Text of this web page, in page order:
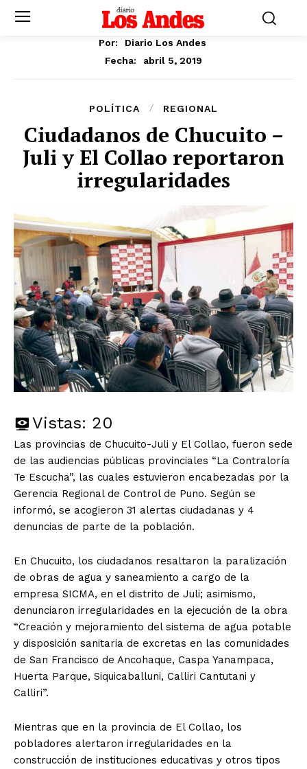
Por:
Diario Los Andes
Fecha:
abril 5, 2019
POLÍTICA REGIONAL
Ciudadanos de Chucuito –
Juli y El Collao reportaron
irregularidades
Vistas: 20
Las provincias de Chucuito-Juli y El Collao, fueron sede
de las audiencias públicas provinciales “La Contraloría
Te Escucha”, las cuales estuvieron encabezadas por la
Gerencia Regional de Control de Puno. Según se
informó, se acogieron 31 alertas ciudadanas y 4
denuncias de parte de la población.
En Chucuito, los ciudadanos resaltaron la paralización
de obras de agua y saneamiento a cargo de la
empresa SICMA, en el distrito de Juli; asimismo,
denunciaron irregularidades en la ejecución de la obra
“Creación y mejoramiento del sistema de agua potable
y disposición sanitaria de excretas en las comunidades
de San Francisco de Ancohaque, Caspa Yanampaca,
Huerta Parque, Siquicaballuni, Calliri Cantutani y
Calliri”.
Mientras que en la provincia de El Collao, los
pobladores alertaron irregularidades en la
construcción de instituciones educativas y otros tipos